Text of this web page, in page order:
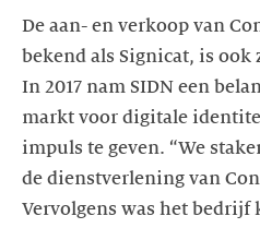
De aan- en verkoop van
bekend als Signicat, is ook
In 2017 nam SIDN een
markt voor digitale
impuls te geven. “We
de dienstverlening van
Vervolgens was het bedrijf